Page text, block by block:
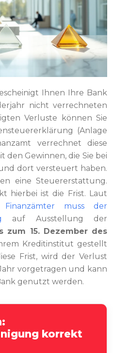
Ihnen Ihre Bank
nicht verrechneten
Verluste können Sie
(Anlage
verrechnet diese
den Gewinnen, die Sie bei
dort versteuert haben.
eine Steuererstattung.
hierbei ist die Frist. Laut
muss der
auf Ausstellung der
zum 15. Dezember des
Kreditinstitut gestellt
Frist, wird der Verlust
vorgetragen und kann
genutzt werden.
korrekt